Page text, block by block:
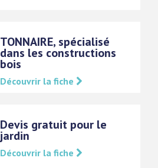
TONNAIRE, spécialisé
dans les constructions
bois
Découvrir la fiche
Devis gratuit pour le
jardin
Découvrir la fiche